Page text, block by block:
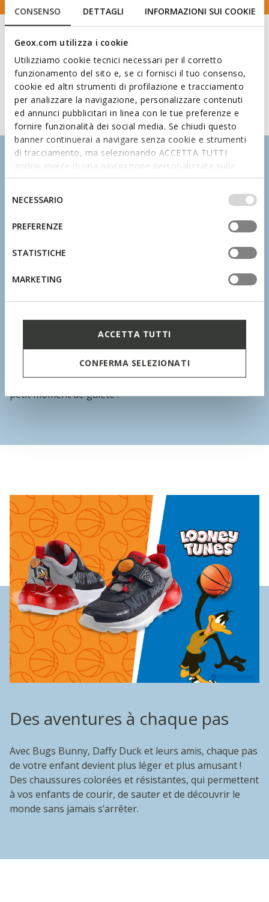
CONSENSO DETTAGLI INFORMAZIONI SUI COOKIE
Geox.com utilizza i cookie
Utilizziamo cookie tecnici necessari per il corretto
funzionamento del sito e, se ci fornisci il tuo consenso,
cookie ed altri strumenti di profilazione e tracciamento
per analizzare la navigazione, personalizzare contenuti
ed annunci pubblicitari in linea con le tue preferenze e
fornire funzionalità dei social media. Se chiudi questo
banner continuerai a navigare senza cookie e strumenti
di tracciamento, ma selezionando ACCETTA TUTTI
godrai invece di una navigazione personalizzata sulla
base dei tuoi gusti ed interessi. Selezionando
IMPOSTAZIONI potrai anche scegliere quali cookies ed
altri strumenti di tracciamento autorizzare. Per maggiori
informazioni o per modificare in qualsiasi momento le
tue impostazioni, visita la nostra
del
consenso
NECESSARIO
PREFERENZE
STATISTICHE
MARKETING
ACCETTA TUTTI
CONFERMA SELEZIONATI
Sauter, courir et s’amuser avec
style !
Les nouvelles sneakers Looney Tunes for Geox
accompagnent les petites filles dans leurs aventures
quotidiennes avec confort, légèreté et une touche de
fantaisie. Couleurs éclatantes, détails emblématiques et
technologie respirante : chaque pas se transforme en
petit moment de gaieté !
Des aventures à chaque pas
Avec Bugs Bunny, Daffy Duck et leurs amis, chaque pas
de votre enfant devient plus léger et plus amusant !
Des chaussures colorées et résistantes, qui permettent
à vos enfants de courir, de sauter et de découvrir le
monde sans jamais s’arrêter.